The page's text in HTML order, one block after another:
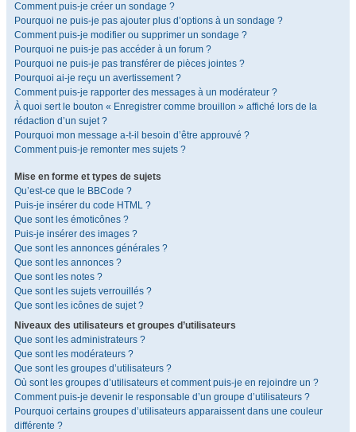
Comment puis-je créer un sondage ?
Pourquoi ne puis-je pas ajouter plus d’options à un sondage ?
Comment puis-je modifier ou supprimer un sondage ?
Pourquoi ne puis-je pas accéder à un forum ?
Pourquoi ne puis-je pas transférer de pièces jointes ?
Pourquoi ai-je reçu un avertissement ?
Comment puis-je rapporter des messages à un modérateur ?
À quoi sert le bouton « Enregistrer comme brouillon » affiché lors de la
rédaction d’un sujet ?
Pourquoi mon message a-t-il besoin d’être approuvé ?
Comment puis-je remonter mes sujets ?
Mise en forme et types de sujets
Qu’est-ce que le BBCode ?
Puis-je insérer du code HTML ?
Que sont les émoticônes ?
Puis-je insérer des images ?
Que sont les annonces générales ?
Que sont les annonces ?
Que sont les notes ?
Que sont les sujets verrouillés ?
Que sont les icônes de sujet ?
Niveaux des utilisateurs et groupes d’utilisateurs
Que sont les administrateurs ?
Que sont les modérateurs ?
Que sont les groupes d’utilisateurs ?
Où sont les groupes d’utilisateurs et comment puis-je en rejoindre un ?
Comment puis-je devenir le responsable d’un groupe d’utilisateurs ?
Pourquoi certains groupes d’utilisateurs apparaissent dans une couleur
différente ?